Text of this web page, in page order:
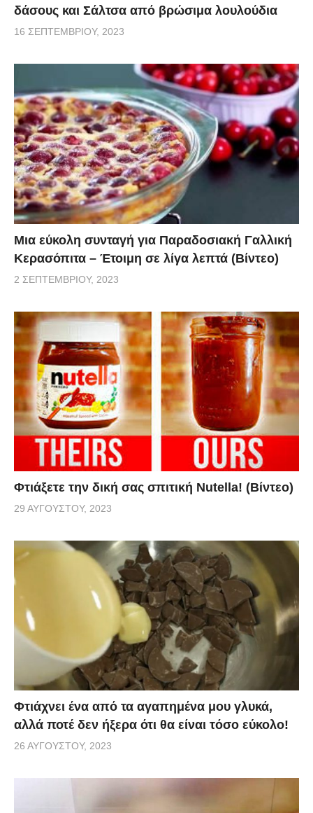
δάσους και Σάλτσα από βρώσιμα λουλούδια
16 ΣΕΠΤΕΜΒΡΊΟΥ, 2023
Μια εύκολη συνταγή για Παραδοσιακή Γαλλική
Κερασόπιτα – Έτοιμη σε λίγα λεπτά (Βίντεο)
2 ΣΕΠΤΕΜΒΡΊΟΥ, 2023
Φτιάξετε την δική σας σπιτική Nutella! (Βίντεο)
29 ΑΥΓΟΎΣΤΟΥ, 2023
Φτιάχνει ένα από τα αγαπημένα μου γλυκά,
αλλά ποτέ δεν ήξερα ότι θα είναι τόσο εύκολο!
26 ΑΥΓΟΎΣΤΟΥ, 2023